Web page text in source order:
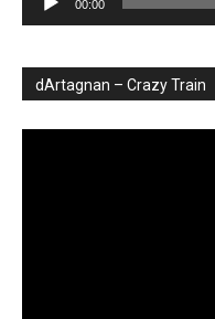
00:00
dArtagnan – Crazy Train